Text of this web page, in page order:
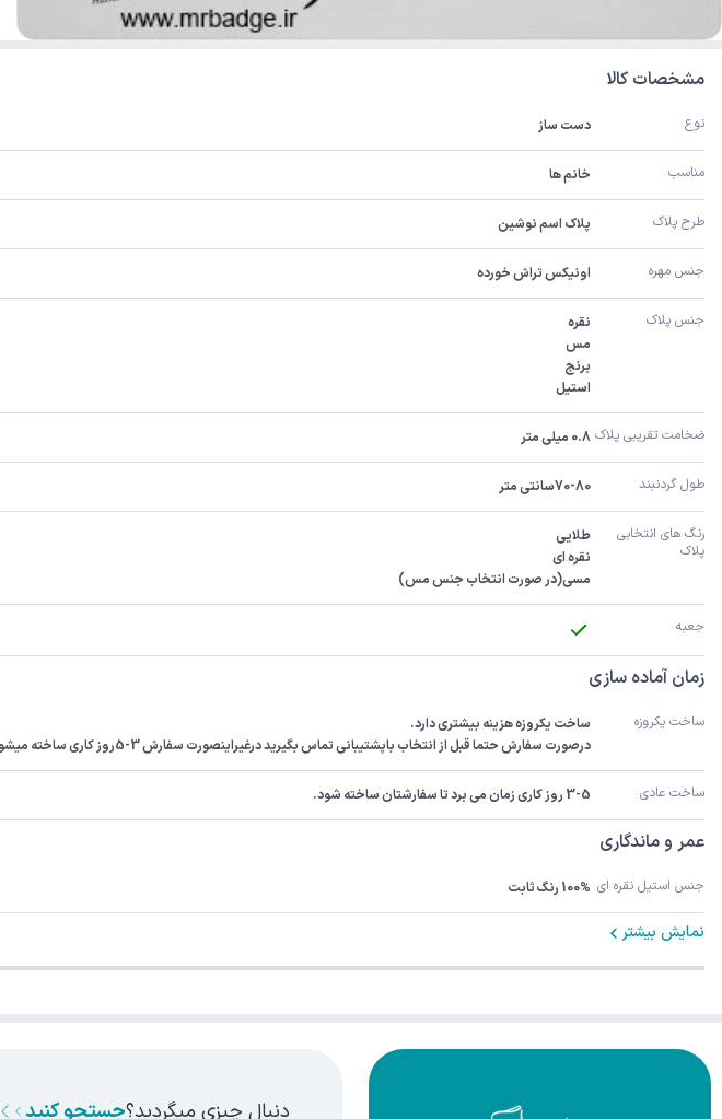
مشخصات کالا
نوع دست ساز
مناسب خانم ها
طرح پلاک پلاک اسم نوشین
جنس مهره اونیکس تراش خورده
جنس پلاک
استیل
ضخامت تقریبی پلاک 0.8 میلی متر
طول گردنبند 70-80سانتی متر
پلاک
مسی(در صورت انتخاب جنس مس)
جعبه
زمان آماده سازی
ساخت یکروزه
درصورت سفارش حتما قبل از انتخاب باپشتیبانی تماس بگیرید درغیراینصورت سفارش 3-5روز کاری ساخته میشود.
ساخت عادی 3-5 روز کاری زمان می برد تا سفارشتان ساخته شود.
عمر و ماندگاری
جنس استیل نقره ای 100% رنگ ثابت
نمایش بیشتر
دنبال چیزی میگردید؟جستجو کنید